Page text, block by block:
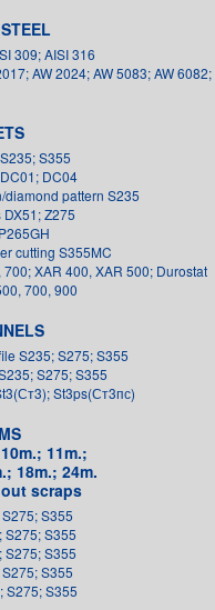
309; AISI 316
AW 2024; AW 5083; AW 6082;
S355
DC04
diamond pattern S235
Z275
cutting S355MC
XAR 400, XAR 500; Durostat
700, 900
S235; S275; S355
S275; S355
St3ps(Ст3пс)
11m.;
18m.; 24m.
scraps
S355
S275; S355
S275; S355
S355
S275; S355